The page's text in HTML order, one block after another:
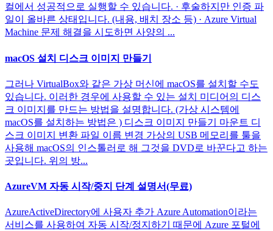
컬에서 성공적으로 실행할 수 있습니다. · 후술하지만 인증 파
일이 올바른 상태입니다. (내용, 배치 장소 등) · Azure Virtual
Machine 문제 해결을 시도하면 사양의 ...
macOS 설치 디스크 이미지 만들기
그러나 VirtualBox와 같은 가상 머신에 macOS를 설치할 수도
있습니다. 이러한 경우에 사용할 수 있는 설치 미디어의 디스
크 이미지를 만드는 방법을 설명합니다. (가상 시스템에
macOS를 설치하는 방법은 ) 디스크 이미지 만들기 마운트 디
스크 이미지 변환 파일 이름 변경 가상의 USB 메모리를 툴을
사용해 macOS의 인스톨러로 해 그것을 DVD로 바꾼다고 하는
곳입니다. 위의 방...
AzureVM 자동 시작/중지 단계 설명서(무료)
AzureActiveDirectory에 사용자 추가 Azure Automation이라는
서비스를 사용하여 자동 시작/정지하기 때문에 Azure 포털에